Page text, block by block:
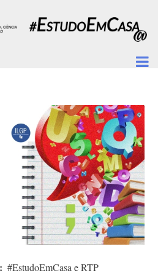
#EstudoEmCasa e RTP